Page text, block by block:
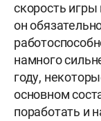
скорость игры
он
намного
году,
основном
поработать и